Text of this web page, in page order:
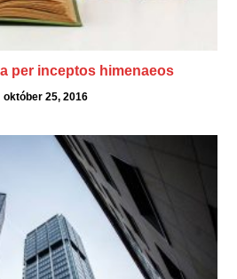
per inceptos himenaeos
október 25, 2016